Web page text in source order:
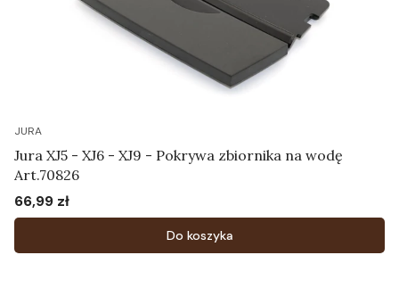
JURA
Jura XJ5 - XJ6 - XJ9 - Pokrywa zbiornika na wodę
Art.70826
Cena
66,99 zł
Do koszyka